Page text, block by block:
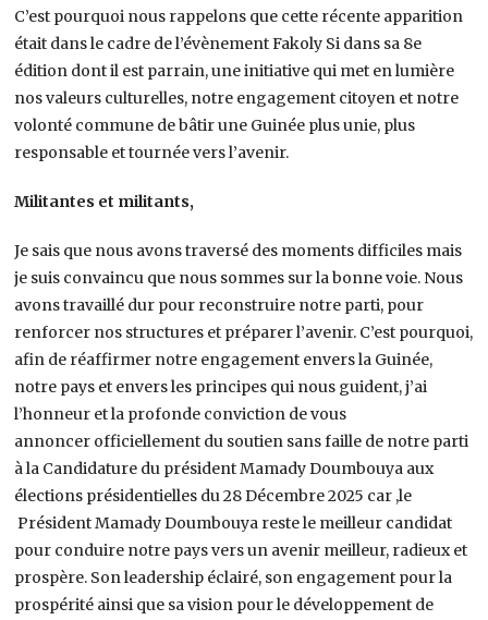
C’est pourquoi nous rappelons que cette récente apparition
était dans le cadre de l’évènement Fakoly Si dans sa 8e
édition dont il est parrain, une initiative qui met en lumière
nos valeurs culturelles, notre engagement citoyen et notre
volonté commune de bâtir une Guinée plus unie, plus
responsable et tournée vers l’avenir.
Militantes et militants,
Je sais que nous avons traversé des moments difficiles mais
je suis convaincu que nous sommes sur la bonne voie. Nous
avons travaillé dur pour reconstruire notre parti, pour
renforcer nos structures et préparer l’avenir. C’est pourquoi,
afin de réaffirmer notre engagement envers la Guinée,
notre pays et envers les principes qui nous guident, j’ai
l’honneur et la profonde conviction de vous
annoncer officiellement du soutien sans faille de notre parti
à la Candidature du président Mamady Doumbouya aux
élections présidentielles du 28 Décembre 2025 car ,le
Président Mamady Doumbouya reste le meilleur candidat
pour conduire notre pays vers un avenir meilleur, radieux et
prospère. Son leadership éclairé, son engagement pour la
prospérité ainsi que sa vision pour le développement de